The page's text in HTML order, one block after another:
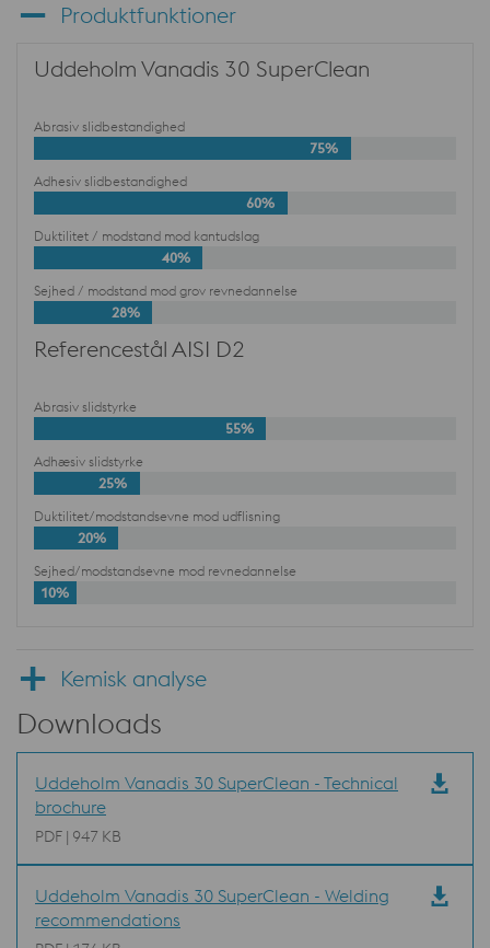
Produktfunktioner
Uddeholm Vanadis 30 SuperClean
Abrasiv slidbestandighed
75%
Adhesiv slidbestandighed
60%
Duktilitet / modstand mod kantudslag
40%
Sejhed / modstand mod grov revnedannelse
28%
Referencestål AISI D2
Abrasiv slidstyrke
55%
Adhæsiv slidstyrke
25%
Duktilitet/modstandsevne mod udflisning
20%
Sejhed/modstandsevne mod revnedannelse
10%
Kemisk analyse
Downloads
Uddeholm Vanadis 30 SuperClean - Technical
brochure
PDF | 947 KB
Uddeholm Vanadis 30 SuperClean - Welding
recommendations